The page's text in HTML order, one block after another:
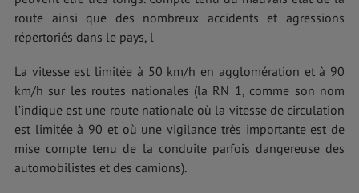
route ainsi que des nombreux accidents et agressions
répertoriés dans le pays, l
La vitesse est limitée à 50 km/h en agglomération et à 90
km/h sur les routes nationales (la RN 1, comme son nom
l’indique est une route nationale où la vitesse de circulation
est limitée à 90 et où une vigilance très importante est de
mise compte tenu de la conduite parfois dangereuse des
automobilistes et des camions).